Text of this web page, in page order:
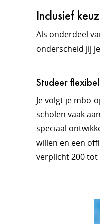
Inclusief
Als onderdeel
onderscheid jij
Studeer
Je volgt je mbo-
scholen vaak
speciaal
willen en een
verplicht 200